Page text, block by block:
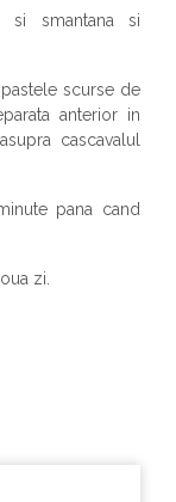
si smantana si
scurse de
anterior in
cascavalul
pana cand
zi.